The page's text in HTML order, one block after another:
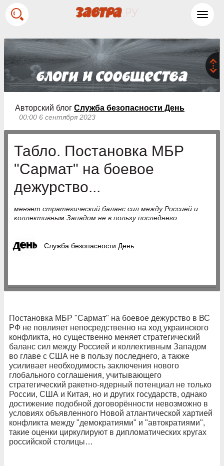
Авторский блог Служба безопасности День
00:00 6 сентября 2023
Табло. Постановка МБР
"Сармат" на боевое
дежурство...
меняет стратегический баланс сил между Россией и
коллективным Западом не в пользу последнего
Служба безопасности День
Постановка МБР "Сармат" на боевое дежурство в ВС
РФ не повлияет непосредственно на ход украинского
конфликта, но существенно меняет стратегический
баланс сил между Россией и коллективным Западом
во главе с США не в пользу последнего, а также
усиливает необходимость заключения нового
глобального соглашения, учитывающего
стратегический ракетно-ядерный потенциал не только
России, США и Китая, но и других государств, однако
достижение подобной договорённости невозможно в
условиях объявленного Новой атлантической хартией
конфликта между "демократиями" и "автократиями",
такие оценки циркулируют в дипломатических кругах
российской столицы…